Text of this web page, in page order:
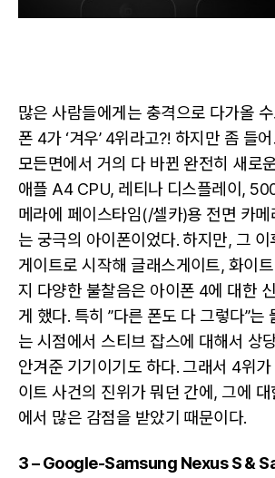
많은 사람들에게는 충격으로 다가올 수
폰 4가 ‘겨우’ 4위라고?! 하지만 좀 들
모든면에서 거의 다 바뀐 완전히 새로
애플 A4 CPU, 레티나 디스플레이,
메라에 페이스타임(/셀카)용 전면 카
는 궁극의 아이폰이었다. 하지만, 그
게이트로 시작해 글래스게이트, 화이
지 다양한 불찰음은 아이폰 4에 대한
게 했다. 특히 ”다른 폰도 다 그렇다”는
는 시점에서 스티브 잡스에 대해서 상
안겨준 기기이기도 하다. 그래서 4위가
이트 사건의 진위가 뭐던 간에, 그에
에서 많은 감점을 받았기 때문이다.
3 – Google-Samsung Nexus S &